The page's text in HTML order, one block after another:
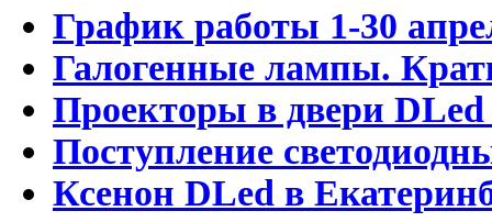
График работы 1-30
Галогенные лампы.
Проекторы в двери DLed
Поступление
Ксенон DLed в